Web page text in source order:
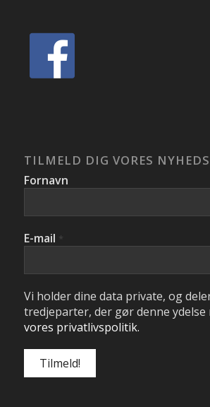
TILMELD DIG VORES
Fornavn
E-mail *
Vi holder dine data private, og
tredjeparter, der gør denne ydelse
vores privatlivspolitik.